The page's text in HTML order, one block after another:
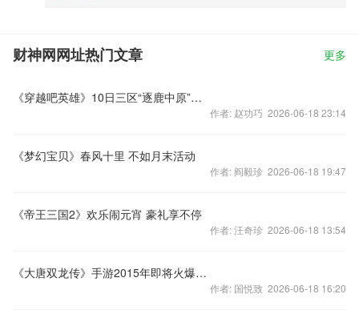
财神网网址热门文章 更多
《穿越吧英雄》10日三区“逐鹿中原”开服
作者: 赵功巧 2026-06-18 23:14
《梦幻宝贝》春风十里 不如月末活动
作者: 阎毅珍 2026-06-18 19:47
《帝王三国2》欢乐闹元宵 豪礼享不停
作者: 汪奇珍 2026-06-18 13:54
《大唐双龙传》手游2015年即将火爆来袭
作者: 国悦致 2026-06-18 16:20